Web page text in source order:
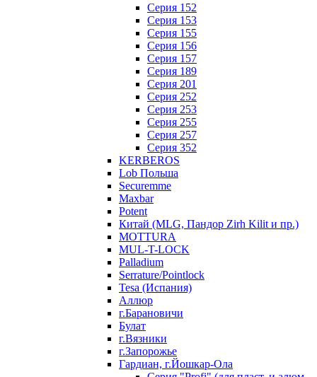
Серия 152
Серия 153
Серия 155
Серия 156
Серия 157
Серия 189
Серия 201
Серия 252
Серия 253
Серия 255
Серия 257
Серия 352
KERBEROS
Lob Польша
Securemme
Maxbar
Potent
Китай (MLG, Пандор Zirh Kilit и пр.)
MOTTURA
MUL-T-LOCK
Palladium
Serrature/Pointlock
Tesa (Испания)
Аллюр
г.Барановичи
Булат
г.Вязники
г.Запорожье
Гардиан, г.Йошкар-Ола